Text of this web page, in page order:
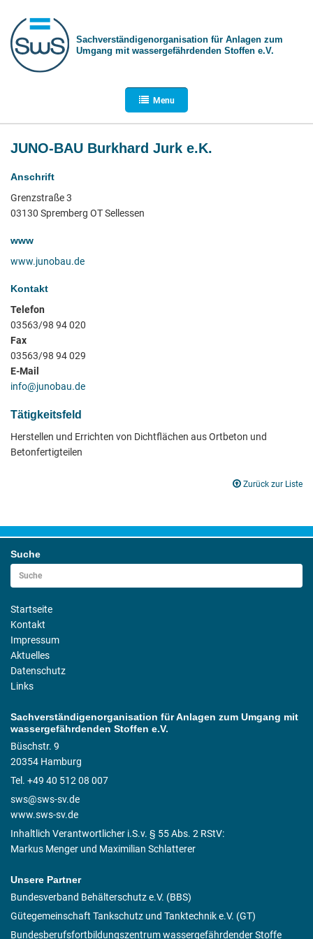
Sachverständigen­organisation für Anlagen zum
Umgang mit wasser­gefährdenden Stoffen e.V.
Menu
JUNO-BAU Burkhard Jurk e.K.
Anschrift
Grenzstraße 3
03130 Spremberg OT Sellessen
www
www.junobau.de
Kontakt
Telefon
03563/98 94 020
Fax
03563/98 94 029
E-Mail
info@junobau.de
Tätigkeitsfeld
Herstellen und Errichten von Dichtflächen aus Ortbeton und
Betonfertigteilen
Zurück zur Liste
Suche
Startseite
Kontakt
Impressum
Aktuelles
Datenschutz
Links
Sachverständigenorganisation für Anlagen zum Umgang mit
wassergefährdenden Stoffen e.V.
Büschstr. 9
20354 Hamburg
Tel. +49 40 512 08 007
sws@sws-sv.de
www.sws-sv.de
Inhaltlich Verantwortlicher i.S.v. § 55 Abs. 2 RStV:
Markus Menger und Maximilian Schlatterer
Unsere Partner
Bundesverband Behälterschutz e.V. (BBS)
Gütegemeinschaft Tankschutz und Tanktechnik e.V. (GT)
Bundesberufsfortbildungszentrum wassergefährdender Stoffe